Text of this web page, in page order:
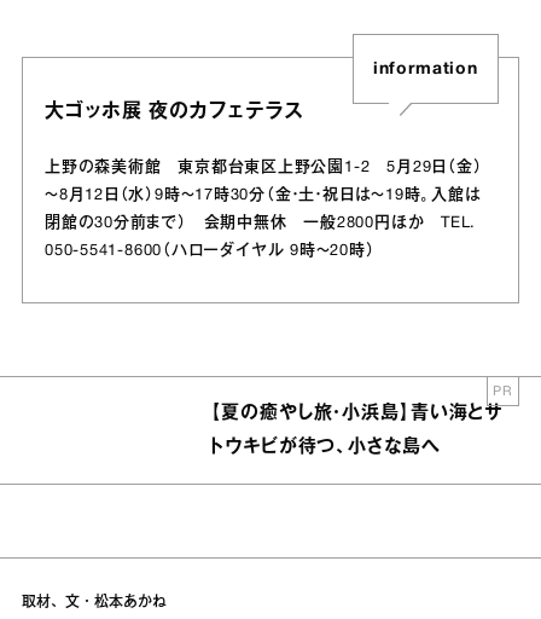
information
大ゴッホ展 夜のカフェテラス
上野の森美術館 東京都台東区上野公園1-2 5月29日（金）
～8月12日（水）9時～17時30分（金・土・祝日は～19時。入館は
閉館の30分前まで） 会期中無休 一般2800円ほか TEL.
050-5541-8600（ハローダイヤル 9時～20時）
【夏の癒やし旅・小浜島】青い海とサ
トウキビが待つ、小さな島へ
PR
取材、文・松本あかね